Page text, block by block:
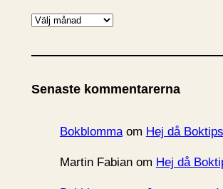
A
k
v
Senaste kommentarerna
Bokblommaom Hej då
Martin Fabianom Hej då